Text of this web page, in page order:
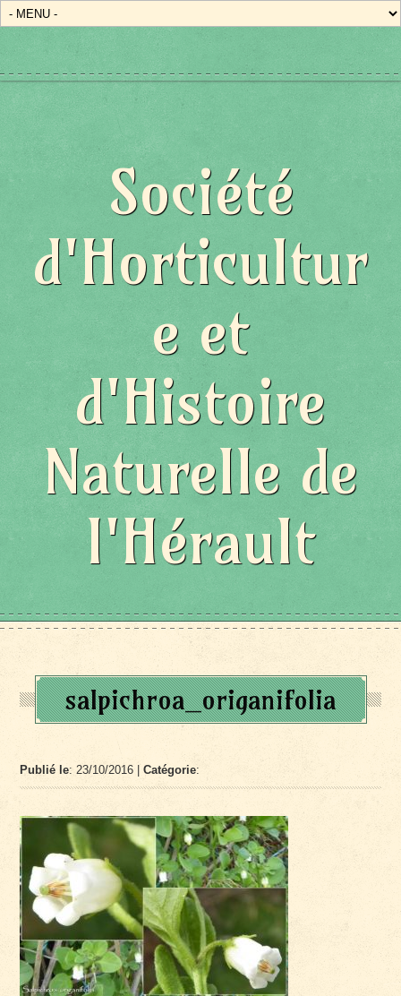
Société
d'Horticultur
e et
d'Histoire
Naturelle de
l'Hérault
salpichroa_origanifolia
Publié le: 23/10/2016 |Catégorie: